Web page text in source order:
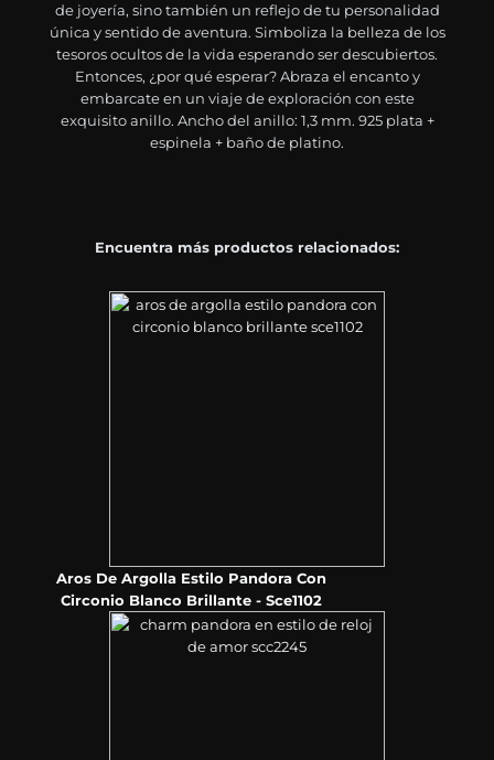
de joyería, sino también un reflejo de tu personalidad
única y sentido de aventura. Simboliza la belleza de los
tesoros ocultos de la vida esperando ser descubiertos.
Entonces, ¿por qué esperar? Abraza el encanto y
embarcate en un viaje de exploración con este
exquisito anillo. Ancho del anillo: 1,3 mm. 925 plata +
espinela + baño de platino.
Encuentra más productos relacionados:
Aros De Argolla Estilo Pandora Con
Circonio Blanco Brillante - Sce1102